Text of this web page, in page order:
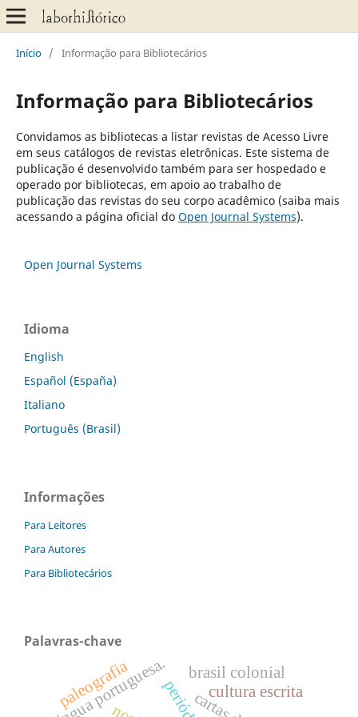
Início / Informação para Bibliotecários
Informação para Bibliotecários
Convidamos as bibliotecas a listar revistas de Acesso Livre
em seus catálogos de revistas eletrônicas. Este sistema de
publicação é desenvolvido também para ser hospedado e
operado por bibliotecas, em apoio ao trabalho de
publicação das revistas do seu corpo acadêmico (saiba mais
acessando a página oficial do Open Journal Systems).
Open Journal Systems
Idioma
English
Español (España)
Italiano
Português (Brasil)
Informações
Para Leitores
Para Autores
Para Bibliotecários
Palavras-chave
cultura escrita
língua portuguesa.
paleografia brasil colonial